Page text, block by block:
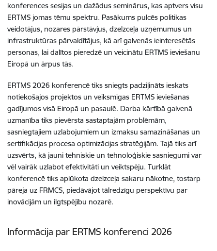
konferences sesijas un dažādus seminārus, kas aptvers visu
ERTMS jomas tēmu spektru. Pasākums pulcēs politikas
veidotājus, nozares pārstāvjus, dzelzceļa uzņēmumus un
infrastruktūras pārvaldītājus, kā arī galvenās ieinteresētās
personas, lai dalītos pieredzē un veicinātu ERTMS ieviešanu
Eiropā un ārpus tās.
ERTMS 2026 konferencē tiks sniegts padziļināts ieskats
notiekošajos projektos un veiksmīgas ERTMS ieviešanas
gadījumos visā Eiropā un pasaulē. Darba kārtībā galvenā
uzmanība tiks pievērsta sastaptajām problēmām,
sasniegtajiem uzlabojumiem un izmaksu samazināšanas un
sertifikācijas procesa optimizācijas stratēģijām. Tajā tiks arī
uzsvērts, kā jauni tehniskie un tehnoloģiskie sasniegumi var
vēl vairāk uzlabot efektivitāti un veiktspēju. Turklāt
konferencē tiks aplūkota dzelzceļa sakaru nākotne, tostarp
pāreja uz FRMCS, piedāvājot tālredzīgu perspektīvu par
inovācijām un ilgtspējību nozarē.
Informācija par ERTMS konferenci 2026